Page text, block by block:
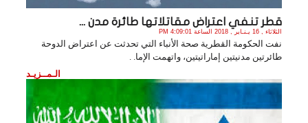
قطر تنفي اعتراض مقاتلاتها طائرة مدن ...
الثلاثاء , 16 يـنـاير , 2018 الساعة 4:09:01 PM
نفت الحكومة القطرية صحة الأنباء التي تحدثت عن اعتراض الدوحة
طائرتين مدنيتين إماراتيتين، واتهمت الإما. .
الـمــزيـد